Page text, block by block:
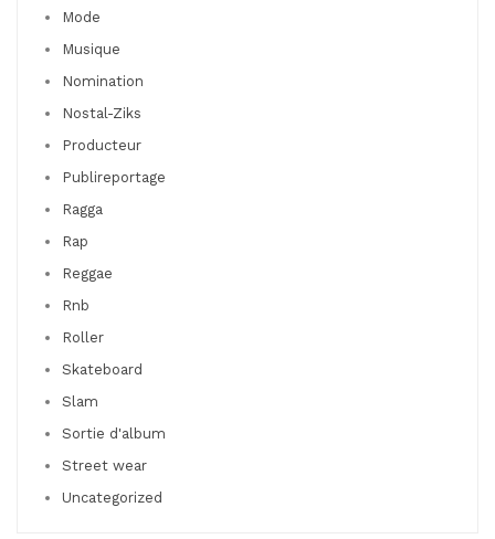
Mode
Musique
Nomination
Nostal-Ziks
Producteur
Publireportage
Ragga
Rap
Reggae
Rnb
Roller
Skateboard
Slam
Sortie d'album
Street wear
Uncategorized